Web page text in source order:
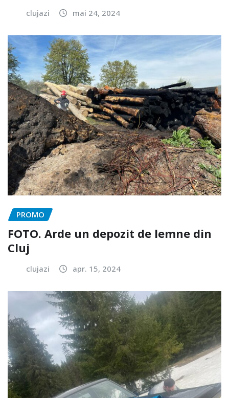
clujazi mai 24, 2024
PROMO
FOTO. Arde un depozit de lemne din
Cluj
clujazi apr. 15, 2024